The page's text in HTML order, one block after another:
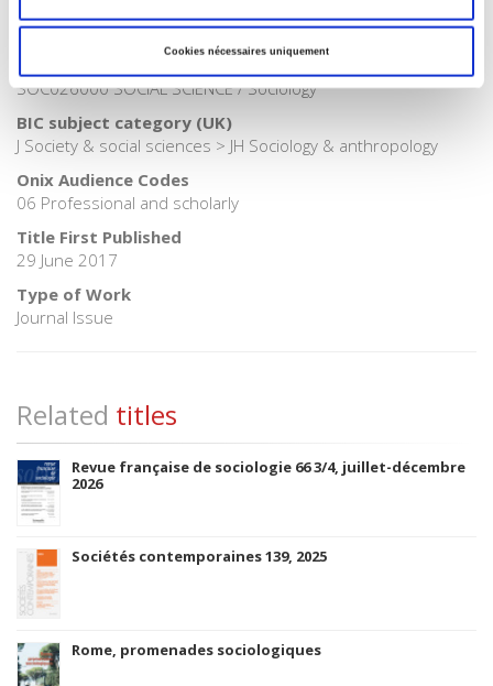
Cookies nécessaires uniquement
>Sociology
SOC026000 SOCIAL SCIENCE / Sociology
BIC subject category (UK)
J Society & social sciences > JH Sociology & anthropology
Onix Audience Codes
06 Professional and scholarly
Title First Published
29 June 2017
Type of Work
Journal Issue
Related titles
Revue française de sociologie 66 3/4, juillet-décembre
2026
Sociétés contemporaines 139, 2025
Rome, promenades sociologiques